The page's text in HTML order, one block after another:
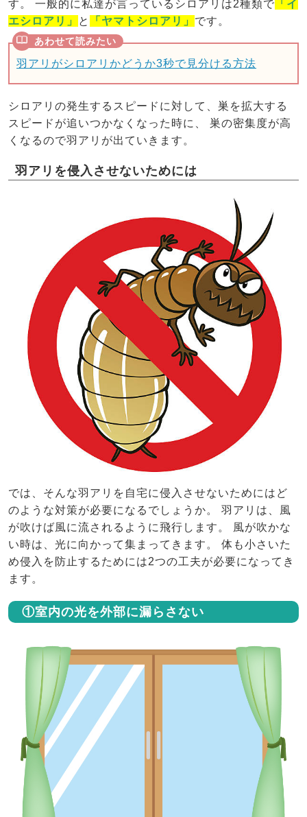
す。 一般的に私達が言っているシロアリは2種類で 「イ
エシロアリ」
と 「ヤマトシロアリ」 です。
羽アリがシロアリかどうか3秒で見分ける方法
シロアリの発生するスピードに対して、巣を拡大する
スピードが追いつかなくなった時に、 巣の密集度が高
くなるので羽アリが出ていきます。
羽アリを侵入させないためには
では、そんな羽アリを自宅に侵入させないためにはど
のような対策が必要になるでしょうか。 羽アリは、風
が吹けば風に流されるように飛行します。 風が吹かな
い時は、光に向かって集まってきます。 体も小さいた
め侵入を防止するためには2つの工夫が必要になってき
ます。
①室内の光を外部に漏らさない